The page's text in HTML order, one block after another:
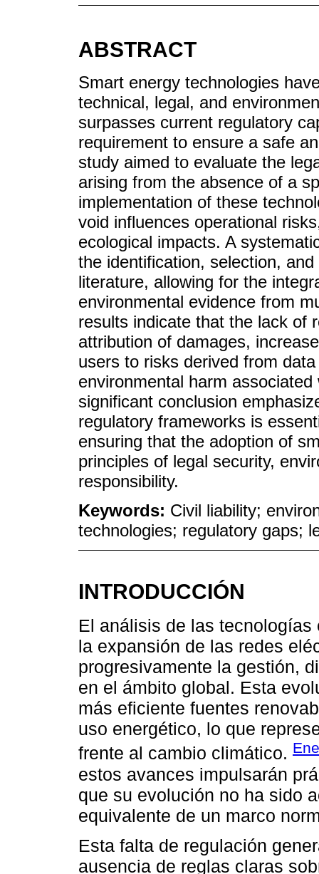
ABSTRACT
Smart energy technologies
technical, legal, and
surpasses current regulatory
requirement to ensure a safe
study aimed to evaluate the
arising from the absence of a
implementation of these
void influences operational
ecological impacts. A
the identification, selection,
literature, allowing for the
environmental evidence from
results indicate that the lack of
attribution of damages,
users to risks derived from
environmental harm
significant conclusion
regulatory frameworks is
ensuring that the adoption of
principles of legal security,
responsibility.
Keywords: Civil liability;
technologies; regulatory gaps;
INTRODUCCIÓN
El análisis de las
la expansión de las redes
progresivamente la gestión,
en el ámbito global. Esta
más eficiente fuentes
uso energético, lo que
frente al cambio climático.
estos avances impulsarán
que su evolución no ha sido
equivalente de un marco
Esta falta de regulación
ausencia de reglas claras